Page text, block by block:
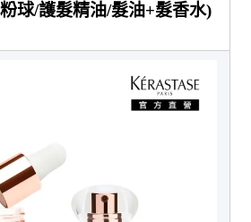
球/護髮精油/髮油+髮香水)